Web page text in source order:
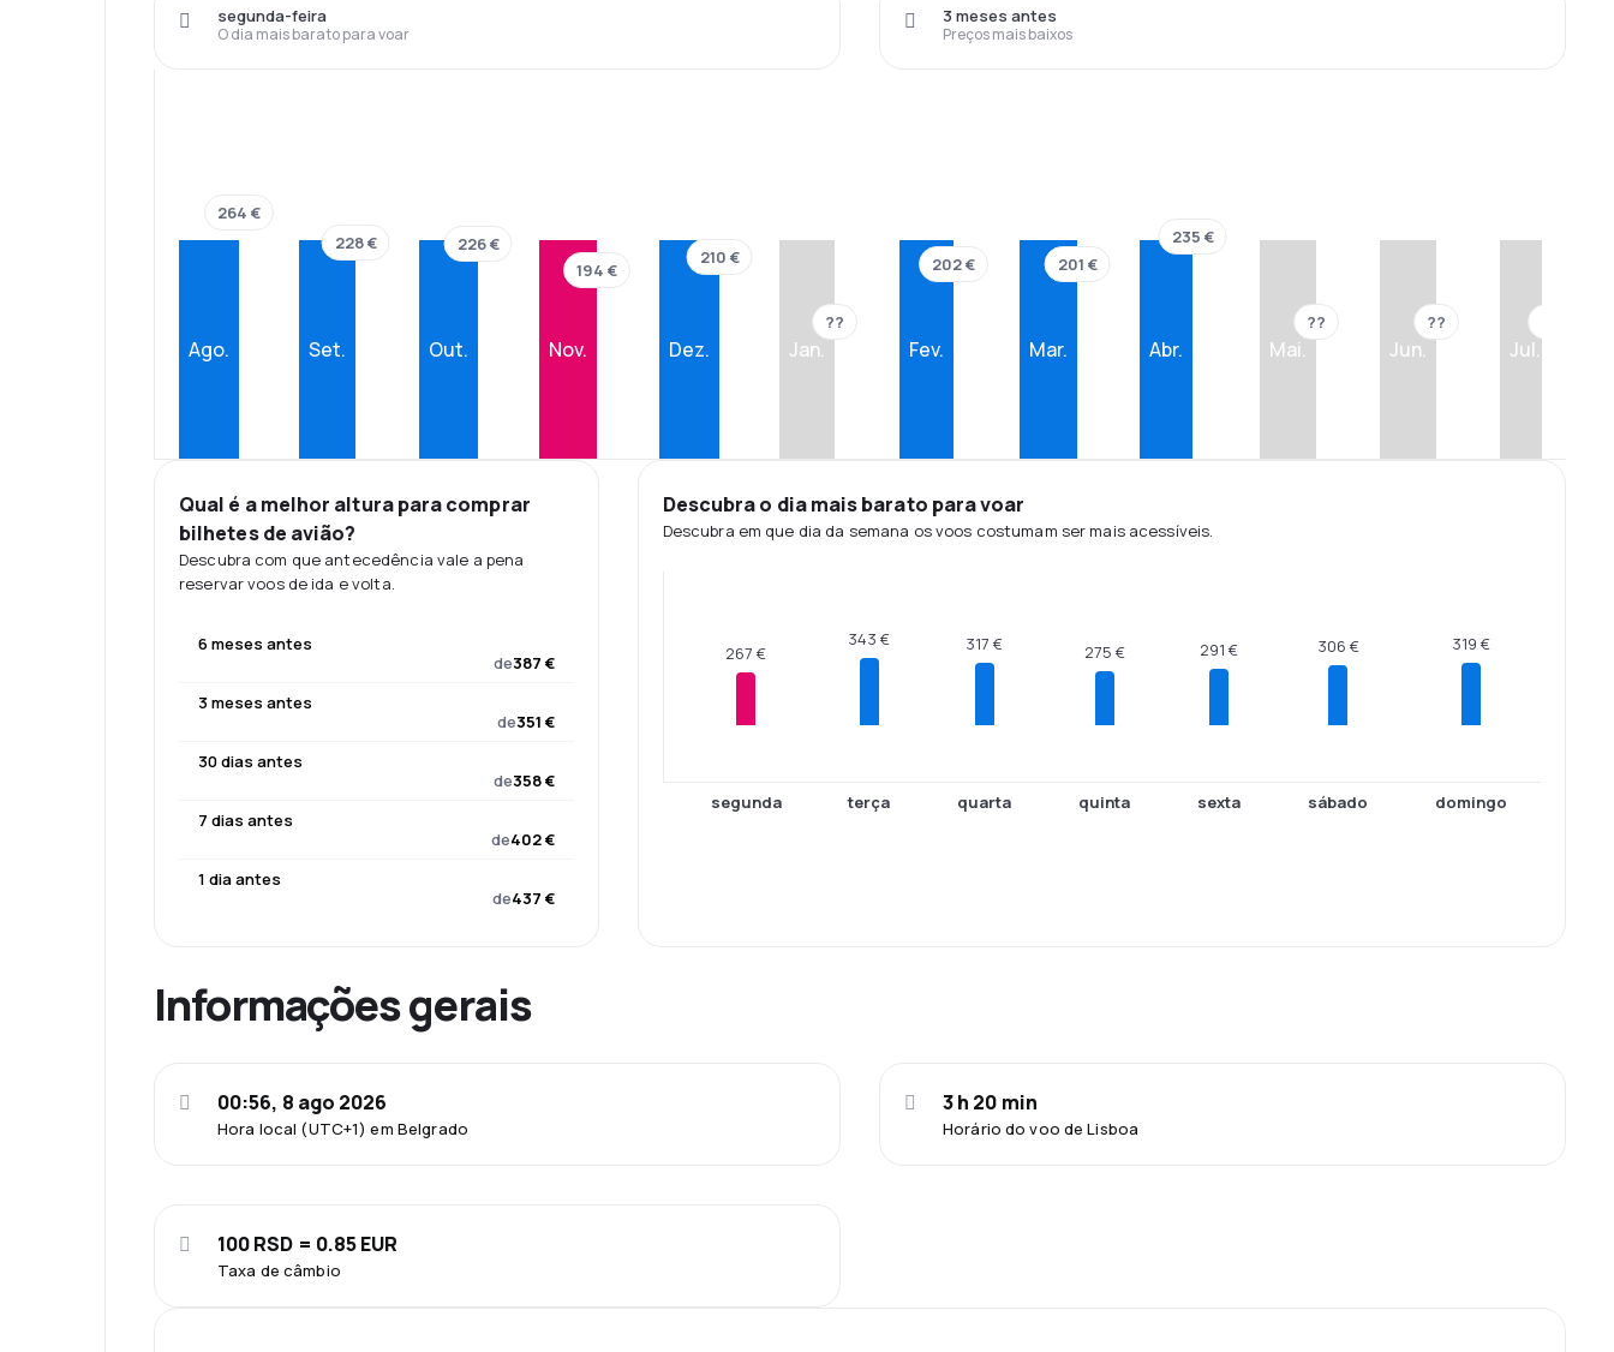
O dia mais barato para voar
segunda-feira
Preços mais baixos
3 meses antes
Ago.
264 €
Set.
228 €
Out.
226 €
Nov.
194 €
Dez.
210 €
Jan.
??
Fev.
202 €
Mar.
201 €
Abr.
235 €
Mai.
??
Jun.
??
Jul.
Qual é a melhor altura para comprar
bilhetes de avião?
Descubra com que antecedência vale a pena
reservar voos de ida e volta.
6 meses antes
de387 €
3 meses antes
de351 €
30 dias antes
de358 €
7 dias antes
de402 €
1 dia antes
de437 €
Descubra o dia mais barato para voar
Descubra em que dia da semana os voos costumam ser mais acessíveis.
267 €
segunda
343 €
terça
317 €
quarta
275 €
quinta
291 €
sexta
306 €
sábado
319 €
domingo
Informações gerais
Hora local (UTC+1) em Belgrado
00:56, 8 ago 2026
Horário do voo de Lisboa
3 h 20 min
Taxa de câmbio
100 RSD = 0.85 EUR